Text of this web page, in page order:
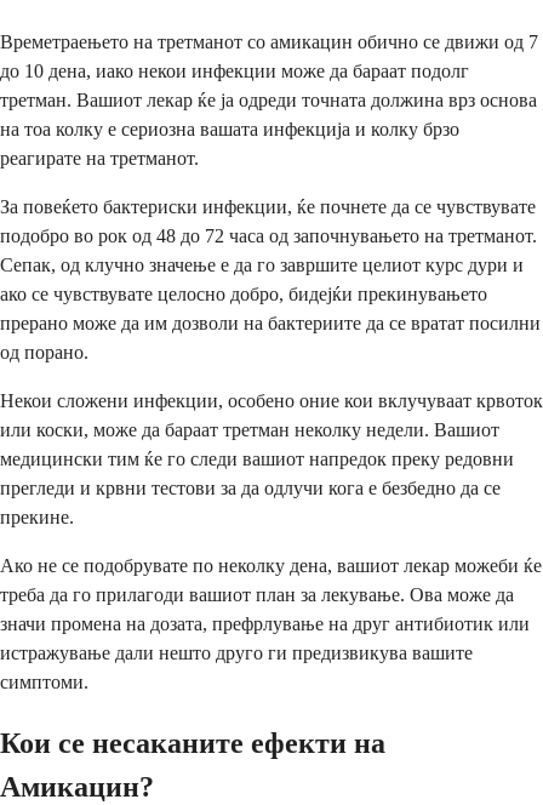
Времетраењето на третманот со амикацин обично се движи од 7
до 10 дена, иако некои инфекции може да бараат подолг
третман. Вашиот лекар ќе ја одреди точната должина врз основа
на тоа колку е сериозна вашата инфекција и колку брзо
реагирате на третманот.
За повеќето бактериски инфекции, ќе почнете да се чувствувате
подобро во рок од 48 до 72 часа од започнувањето на третманот.
Сепак, од клучно значење е да го завршите целиот курс дури и
ако се чувствувате целосно добро, бидејќи прекинувањето
прерано може да им дозволи на бактериите да се вратат посилни
од порано.
Некои сложени инфекции, особено оние кои вклучуваат крвоток
или коски, може да бараат третман неколку недели. Вашиот
медицински тим ќе го следи вашиот напредок преку редовни
прегледи и крвни тестови за да одлучи кога е безбедно да се
прекине.
Ако не се подобрувате по неколку дена, вашиот лекар можеби ќе
треба да го прилагоди вашиот план за лекување. Ова може да
значи промена на дозата, префрлување на друг антибиотик или
истражување дали нешто друго ги предизвикува вашите
симптоми.
Кои се несаканите ефекти на
Амикацин?